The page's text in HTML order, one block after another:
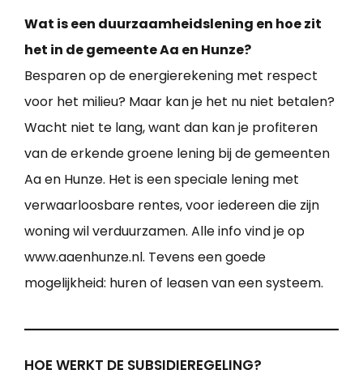
Wat is een duurzaamheidslening en hoe zit
het in de gemeente Aa en Hunze?
Besparen op de energierekening met respect
voor het milieu? Maar kan je het nu niet betalen?
Wacht niet te lang, want dan kan je profiteren
van de erkende groene lening bij de gemeenten
Aa en Hunze. Het is een speciale lening met
verwaarloosbare rentes, voor iedereen die zijn
woning wil verduurzamen. Alle info vind je op
www.aaenhunze.nl. Tevens een goede
mogelijkheid: huren of leasen van een systeem.
HOE WERKT DE SUBSIDIEREGELING?